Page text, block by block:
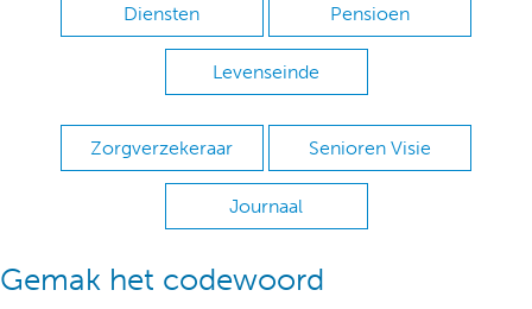
Diensten Pensioen
Levenseinde
Zorgverzekeraar Senioren Visie
Journaal
Gemak het codewoord